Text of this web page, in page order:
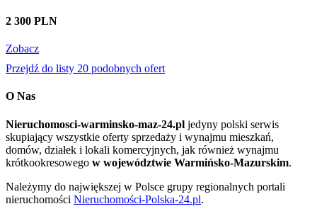
2 300 PLN
Zobacz
Przejdź do listy 20 podobnych ofert
O Nas
Nieruchomosci-warminsko-maz-24.pl jedyny polski serwis
skupiający wszystkie oferty sprzedaży i wynajmu mieszkań,
domów, działek i lokali komercyjnych, jak również wynajmu
krótkookresowego w województwie Warmińsko-Mazurskim.
Należymy do największej w Polsce grupy regionalnych portali
nieruchomości Nieruchomości-Polska-24.pl.